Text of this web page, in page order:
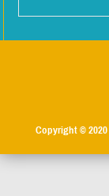
Copyright © 2020